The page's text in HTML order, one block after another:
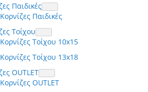
Παιδικές
Κορνίζες Παιδικές
Τοίχου
Κορνίζες Τοίχου 10x15
Κορνίζες Τοίχου 13x18
OUTLET
Κορνίζες OUTLET